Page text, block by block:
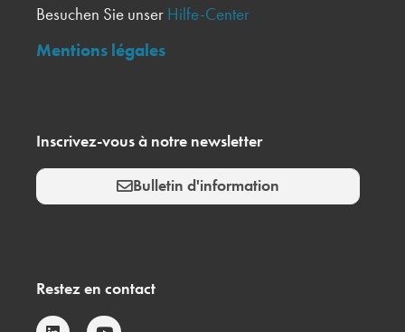
Besuchen Sie unser Hilfe-Center
Mentions légales
Inscrivez-vous à notre newsletter
Bulletin d'information
Restez en contact